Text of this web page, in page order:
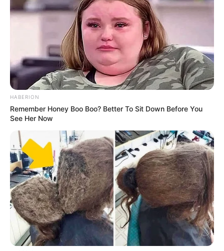
Langka Banget! 10 Pose Lucu
Katak yang Bikin Ketawa
Gemes
Ambyar! 10 Kalimat Baper
Pakai Bahasa Jawa Ini Bikin
Galau Abis
HABERION
Remember Honey Boo Boo? Better To Sit Down Before You
See Her Now